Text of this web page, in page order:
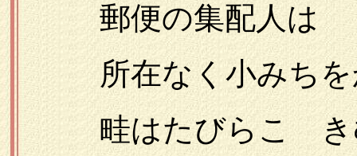
郵便の集配人は
所在なく小みちを
畦はたびらこ き